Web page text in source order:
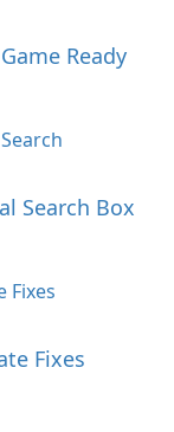
Ready
Search Box
Fixes